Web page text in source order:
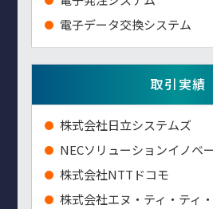
電子データ交換システム
取引実績
株式会社日立システムズ
NECソリューションイノベ
株式会社NTTドコモ
株式会社エヌ・ティ・ティ